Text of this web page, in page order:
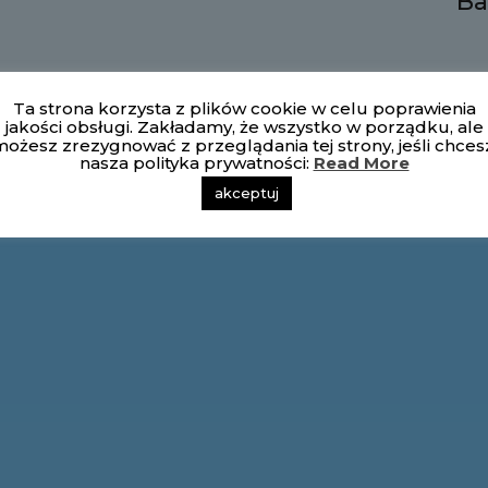
Ta strona korzysta z plików cookie w celu poprawienia
jakości obsługi. Zakładamy, że wszystko w porządku, ale
zrezygnować z przeglądania tej strony, jeśli
nasza polityka prywatności: Read More
akceptuj